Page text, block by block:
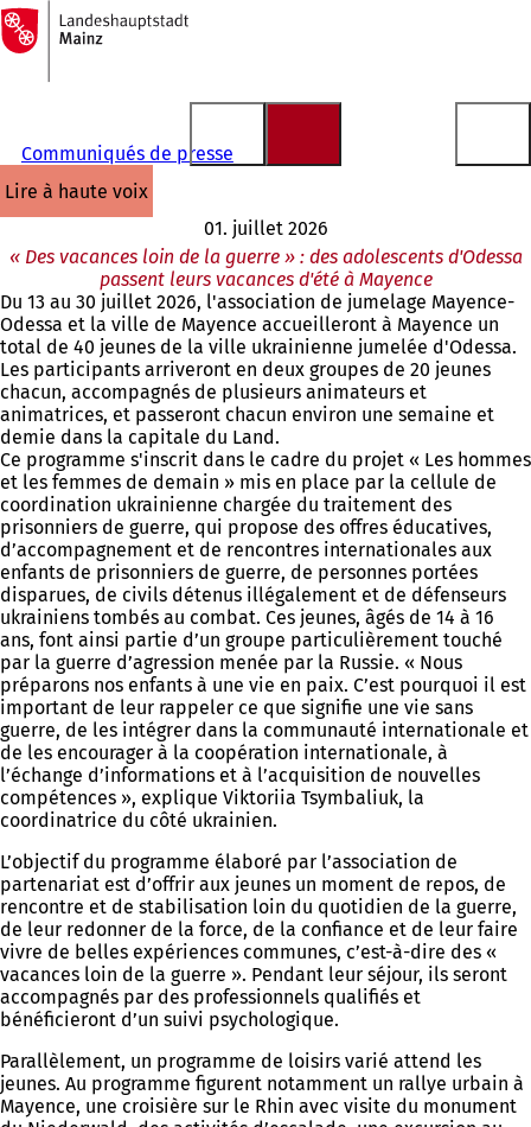
Accéder au contenu
Vers
la
page
d'accueil
Communiqués de presse
lire à haute voix
01. juillet 2026
« Des vacances loin de la guerre » : des adolescents d'Odessa
passent leurs vacances d'été à Mayence
Du 13 au 30 juillet 2026, l'association de jumelage Mayence-
Odessa et la ville de Mayence accueilleront à Mayence un
total de 40 jeunes de la ville ukrainienne jumelée d'Odessa.
Les participants arriveront en deux groupes de 20 jeunes
chacun, accompagnés de plusieurs animateurs et
animatrices, et passeront chacun environ une semaine et
demie dans la capitale du Land.
Ce programme s'inscrit dans le cadre du projet « Les hommes
et les femmes de demain » mis en place par la cellule de
coordination ukrainienne chargée du traitement des
prisonniers de guerre, qui propose des offres éducatives,
d’accompagnement et de rencontres internationales aux
enfants de prisonniers de guerre, de personnes portées
disparues, de civils détenus illégalement et de défenseurs
ukrainiens tombés au combat. Ces jeunes, âgés de 14 à 16
ans, font ainsi partie d’un groupe particulièrement touché
par la guerre d’agression menée par la Russie. « Nous
préparons nos enfants à une vie en paix. C’est pourquoi il est
important de leur rappeler ce que signifie une vie sans
guerre, de les intégrer dans la communauté internationale et
de les encourager à la coopération internationale, à
l’échange d’informations et à l’acquisition de nouvelles
compétences », explique Viktoriia Tsymbaliuk, la
coordinatrice du côté ukrainien.
L’objectif du programme élaboré par l’association de
partenariat est d’offrir aux jeunes un moment de repos, de
rencontre et de stabilisation loin du quotidien de la guerre,
de leur redonner de la force, de la confiance et de leur faire
vivre de belles expériences communes, c’est-à-dire des «
vacances loin de la guerre ». Pendant leur séjour, ils seront
accompagnés par des professionnels qualifiés et
bénéficieront d’un suivi psychologique.
Parallèlement, un programme de loisirs varié attend les
jeunes. Au programme figurent notamment un rallye urbain à
Mayence, une croisière sur le Rhin avec visite du monument